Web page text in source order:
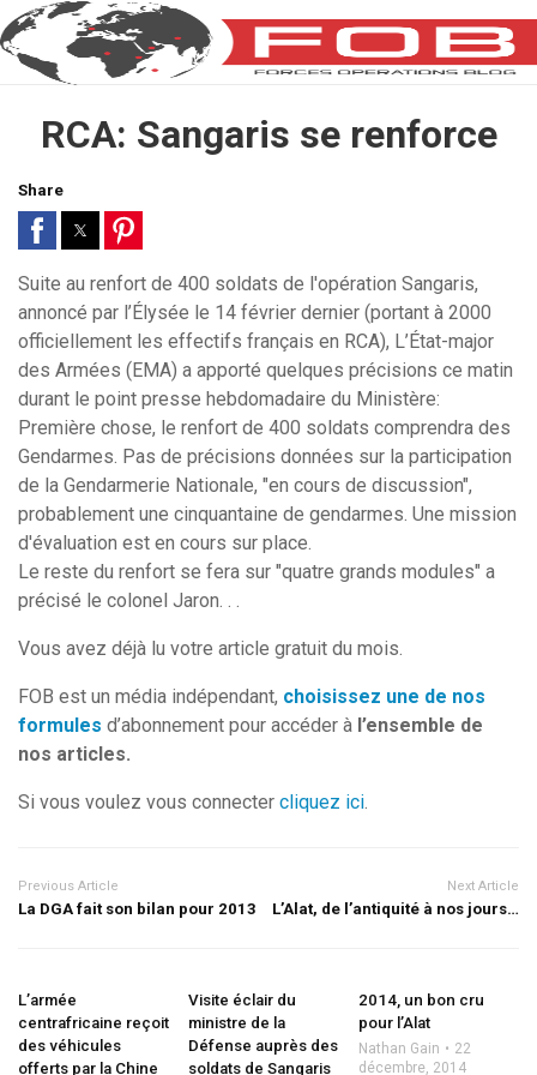
RCA: Sangaris se renforce
Share
Suite au renfort de 400 soldats de l'opération Sangaris,
annoncé par l’Élysée le 14 février dernier (portant à 2000
officiellement les effectifs français en RCA), L’État-major
des Armées (EMA) a apporté quelques précisions ce matin
durant le point presse hebdomadaire du Ministère:
Première chose, le renfort de 400 soldats comprendra des
Gendarmes. Pas de précisions données sur la participation
de la Gendarmerie Nationale, "en cours de discussion",
probablement une cinquantaine de gendarmes. Une mission
d'évaluation est en cours sur place.
Le reste du renfort se fera sur "quatre grands modules" a
précisé le colonel Jaron. . .
Vous avez déjà lu votre article gratuit du mois.
FOB est un média indépendant, choisissez une de nos
formules d’abonnement pour accéder à l’ensemble de
nos articles.
Si vous voulez vous connecter cliquez ici.
Previous Article
La DGA fait son bilan pour 2013
Next Article
L’Alat, de l’antiquité à nos jours…
L’armée
centrafricaine reçoit
des véhicules
offerts par la Chine
Visite éclair du
ministre de la
Défense auprès des
soldats de Sangaris
2014, un bon cru
pour l’Alat
Nathan Gain
22
décembre, 2014